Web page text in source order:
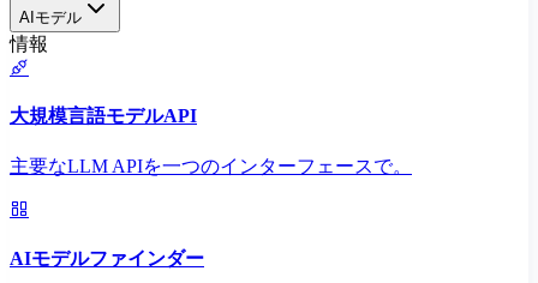
AIモデル
情報
大規模言語モデルAPI
主要なLLM APIを一つのインターフェースで。
AIモデルファインダー